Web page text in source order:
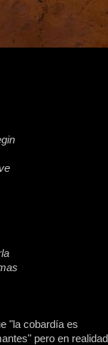
"la cobardía es
pero en